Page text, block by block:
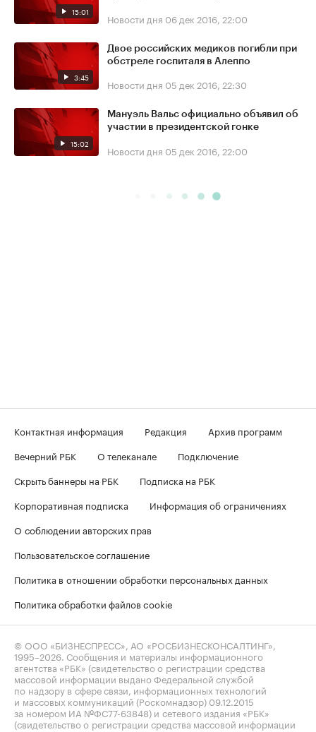
15:01 Новости дня 06 дек 2016, 22:00
3:45
Двое российских медиков погибли при
обстреле госпиталя в Алеппо
Новости дня 05 дек 2016, 22:30
15:02
Мануэль Вальс официально объявил об
участии в президентской гонке
Новости дня 05 дек 2016, 22:00
Контактная информация Редакция
Архив программ
Вечерний РБК
О телеканале
Подключение
Скрыть баннеры на РБК
Подписка на РБК
Корпоративная подписка
Информация об ограничениях
О соблюдении авторских прав
Пользовательское соглашение
Политика в отношении обработки персональных данных
Политика обработки файлов cookie
© ООО «БИЗНЕСПРЕСС», АО «РОСБИЗНЕСКОНСАЛТИНГ»,
1995–2026. Сообщения и материалы информационного
агентства «РБК» (свидетельство о регистрации средства
массовой информации выдано Федеральной службой
по надзору в сфере связи, информационных технологий
и массовых коммуникаций (Роскомнадзор) 09.12.2015
за номером ИА №ФС77-63848) и сетевого издания «РБК»
(свидетельство о регистрации средства массовой информации